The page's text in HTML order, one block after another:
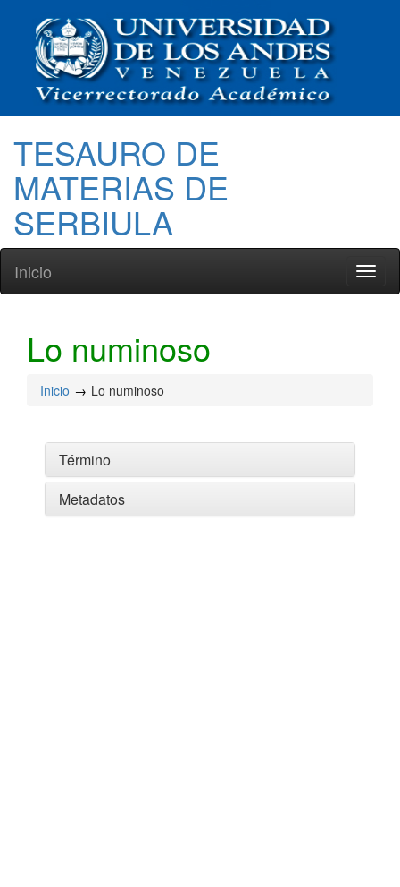
TESAURO DE
MATERIAS DE
SERBIULA
Inicio
Lo numinoso
Inicio Lo numinoso
Término
Metadatos